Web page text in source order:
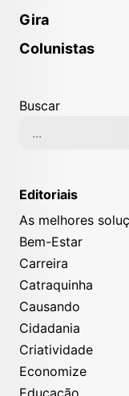
Gira
Colunistas
Buscar
Editoriais
As melhores
Bem-Estar
Carreira
Catraquinha
Causando
Cidadania
Criatividade
Economize
Educação